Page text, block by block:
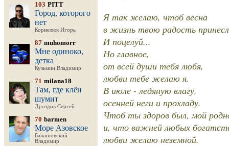
103 PITT
Город, которого
нет
Корнелюк Игорь
87 muhomorr
Мне одиноко,
детка
Кузьмин Владимир
71 milana18
Там, где клён
шумит
Дроздов Сергей
70 barmen
Море Азовское
Бажиновский
Владимир
Я так желаю, чтоб весна
в жизнь твою радость
И поцелуй...
Но главное,
от всей души тебя любя,
любви тебе желаю я.
В июле - ледяную влагу,
осенней неги и прохладу.
Чтоб ты здоров был, мой
и, что важней любых
любви желаю неземной.